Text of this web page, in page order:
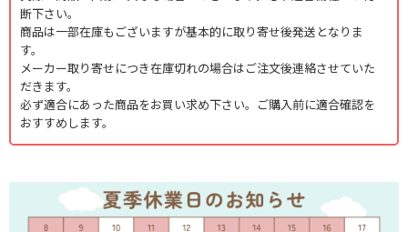
断下さい。
商品は一部在庫もございますが基本的に取り寄せ後発送となりま
す。
メーカー取り寄せにつき在庫切れの場合はご注文後連絡させていた
だきます。
必ず適合にあった商品をお買い求め下さい。ご購入前に適合確認を
おすすめします。